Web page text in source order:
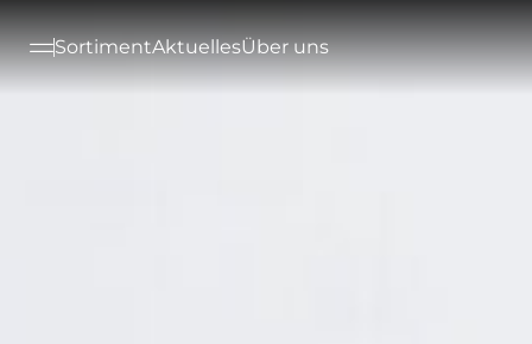
SortimentAktuellesÜber uns